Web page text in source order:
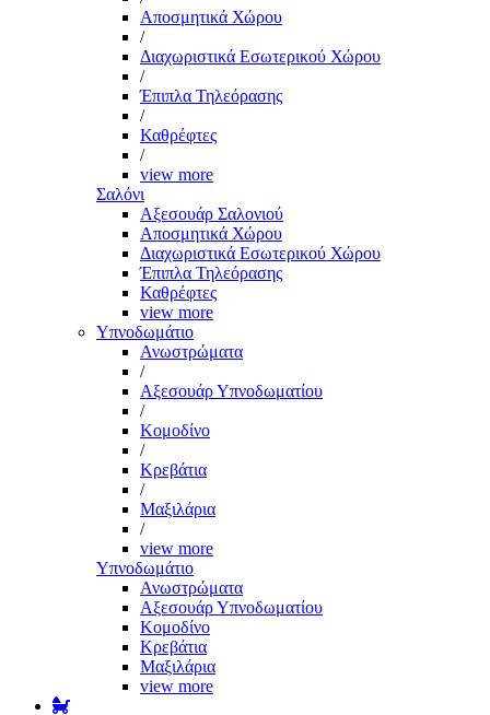
Αποσμητικά Χώρου
/
Διαχωριστικά Εσωτερικού Χώρου
/
Έπιπλα Τηλεόρασης
/
Καθρέφτες
/
view more
Σαλόνι
Αξεσουάρ Σαλονιού
Αποσμητικά Χώρου
Διαχωριστικά Εσωτερικού Χώρου
Έπιπλα Τηλεόρασης
Καθρέφτες
view more
Υπνοδωμάτιο
Ανωστρώματα
/
Αξεσουάρ Υπνοδωματίου
/
Κομοδίνο
/
Κρεβάτια
/
Μαξιλάρια
/
view more
Υπνοδωμάτιο
Ανωστρώματα
Αξεσουάρ Υπνοδωματίου
Κομοδίνο
Κρεβάτια
Μαξιλάρια
view more